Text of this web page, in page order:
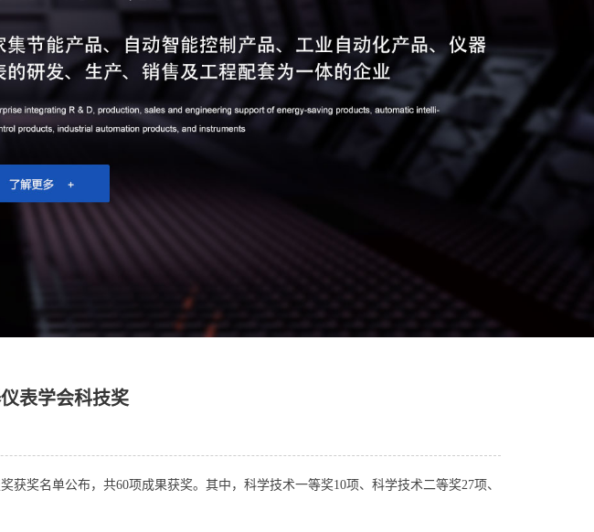
表学会科技奖
奖名单公布，共60项成果获奖。其中，科学技术一等奖10项、科学技术二等奖27项、